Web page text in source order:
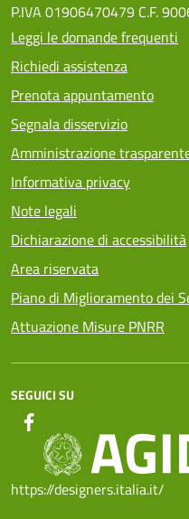
P.IVA 01906470479 C.F.
Leggi le domande frequenti
Richiedi assistenza
Prenota appuntamento
Segnala disservizio
Amministrazione
Informativa privacy
Note legali
Dichiarazione di accessibilità
Area riservata
Piano di Miglioramento dei
Attuazione Misure PNRR
SEGUICI SU
https://designers.italia.it/